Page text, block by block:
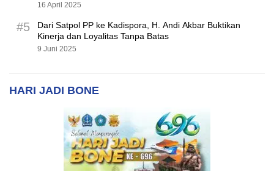
16 April 2025
#5
Dari Satpol PP ke Kadispora, H. Andi Akbar Buktikan
Kinerja dan Loyalitas Tanpa Batas
9 Juni 2025
HARI JADI BONE